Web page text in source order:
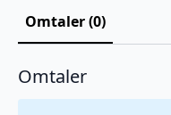
Omtaler (0)
Omtaler